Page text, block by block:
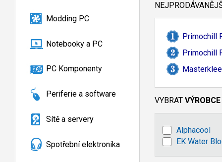
Modding PC
Notebooky a PC
PC Komponenty
Periferie a software
Sítě a servery
Spotřební elektronika
Primochill
Primochill
VYBRAT VÝROBCE
Alphacool
EK Water